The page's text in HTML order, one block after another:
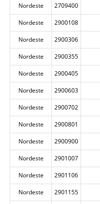
Nordeste 2709400
Nordeste 2900108
Nordeste 2900306
Nordeste 2900355
Nordeste 2900405
Nordeste 2900603
Nordeste 2900702
Nordeste 2900801
Nordeste 2900900
Nordeste 2901007
Nordeste 2901106
Nordeste 2901155